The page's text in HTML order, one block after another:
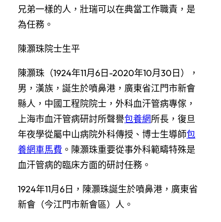
兄弟一樣的人，壯瑞可以在典當工作職責，是
為任務。
陳灝珠院士生平
陳灝珠（1924年11月6日-2020年10月30日），
男，漢族，誕生於噴鼻港，廣東省江門市新會
縣人，中國工程院院士，外科血汗管病專傢，
上海市血汗管病研討所聲譽包養網所長，復旦
年夜學從屬中山病院外科傳授、博士生導師包
養網車馬費 。陳灝珠重要從事外科範疇特殊是
血汗管病的臨床方面的研討任務。
1924年11月6日，陳灝珠誕生於噴鼻港，廣東省
新會（今江門市新會區）人。